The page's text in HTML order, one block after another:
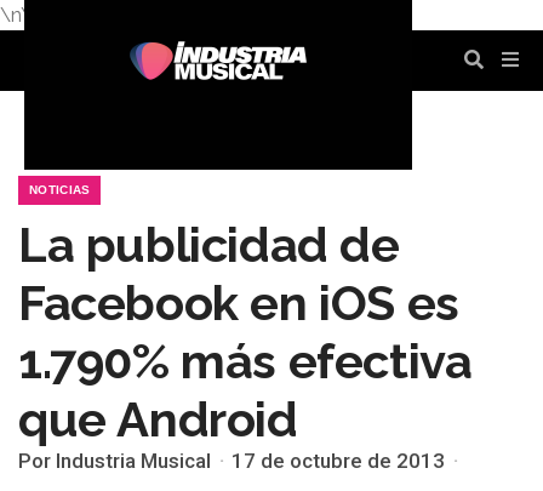
\n\n
NOTICIAS
La publicidad de
Facebook en iOS es
1.790% más efectiva
que Android
Por Industria Musical 17 de octubre de 2013